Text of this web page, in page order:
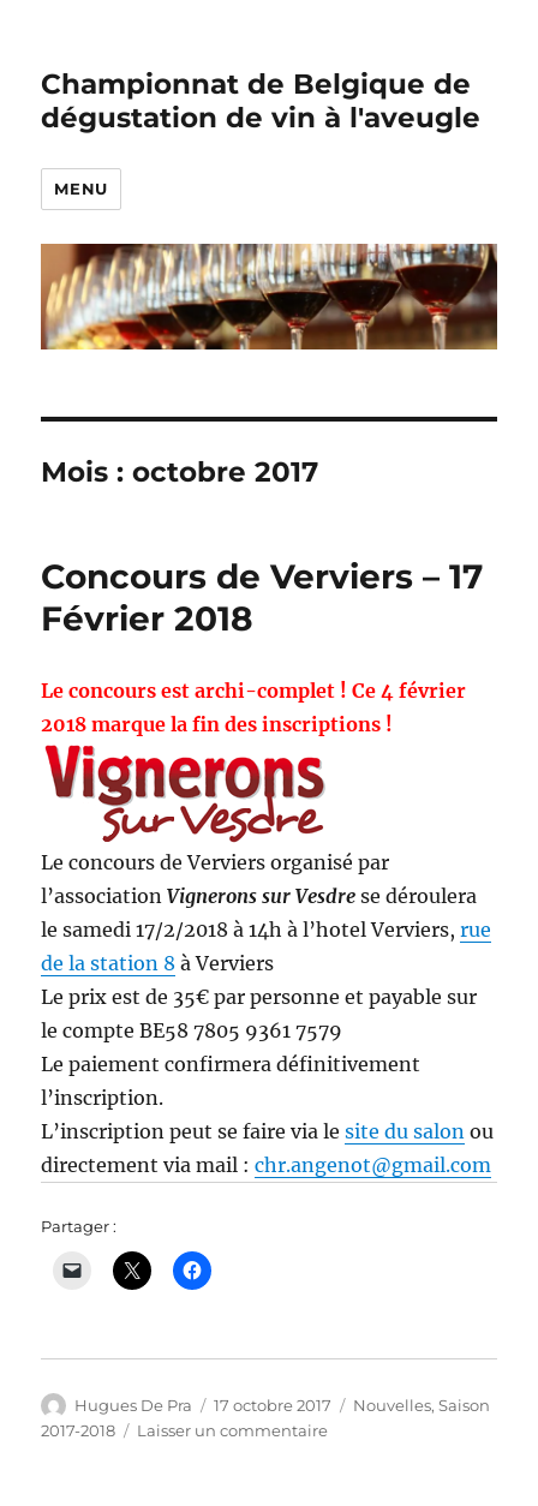
Championnat de Belgique de
dégustation de vin à l'aveugle
MENU
Mois :octobre 2017
Concours de Verviers – 17
Février 2018
Le concours est archi-complet ! Ce 4 février
2018 marque la fin des inscriptions !
Le concours de Verviers organisé par
l’associationVignerons sur Vesdre se déroulera
le samedi 17/2/2018 à 14h à l’hotel Verviers,rue
de la station 8 à Verviers
Le prix est de 35€ par personne et payable sur
le compte BE58 7805 9361 7579
Le paiement confirmera définitivement
l’inscription.
L’inscription peut se faire via lesite du salon ou
directement via mail :chr.angenot@gmail.com
Partager :
Auteur
Hugues De Pra
Publié
le
17 octobre 2017 Catégories
Nouvelles,Saison
2017-2018
Laisser un commentairesur